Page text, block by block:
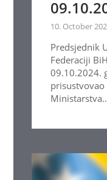
10. October
Predsjednik
Federaciji
09.10.2024.
prisustvovao